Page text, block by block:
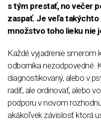
s tým prestať, no večer
zaspať. Je veľa takýchto
množstvo toho lieku nie
Každé vyjadrenie smerom
odborníka nezodpovedné.
diagnostikovaný, alebo v
radiť, ale ordinovať, alebo
podporu v novom
akákoľvek závislosť ktorá